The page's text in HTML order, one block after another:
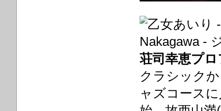
荘司幸恵プ
クラシック
ャズコース